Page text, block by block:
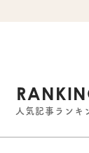
人気記事ランキ